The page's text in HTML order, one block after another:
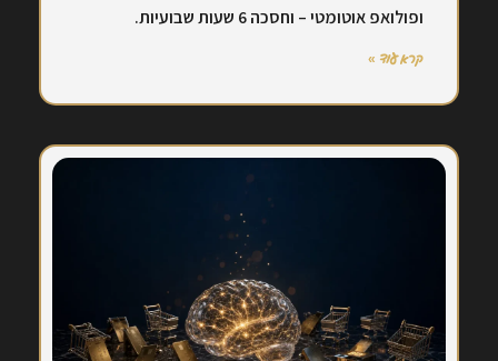
ופולואפ אוטומטי – וחסכה 6 שעות שבועיות.
קרא עוד »